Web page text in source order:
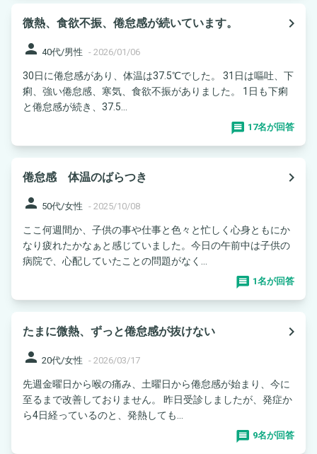
微熱、食欲不振、倦怠感が続いています。
navigate_next
person 40代/男性 - 2026/01/06
30日に倦怠感があり、体温は37.5℃でした。 31日は嘔吐、下
痢、強い倦怠感、寒気、食欲不振がありました。 1日も下痢
と倦怠感が続き、37.5...
17名が回答
倦怠感 体温のばらつき
navigate_next
person 50代/女性 - 2025/10/08
ここ何週間か、子供の事や仕事と色々と忙しく心身ともにか
なり疲れたかなぁと感じていました。今日の午前中は子供の
病院で、心配していたことの問題がなく...
1名が回答
たまに微熱、ずっと倦怠感が抜けない
navigate_next
person 20代/女性 - 2026/03/17
先週金曜日から喉の痛み、土曜日から倦怠感が始まり、今に
至るまで改善しておりません。 昨日受診しましたが、発症か
ら4日経っているのと、発熱しても...
9名が回答